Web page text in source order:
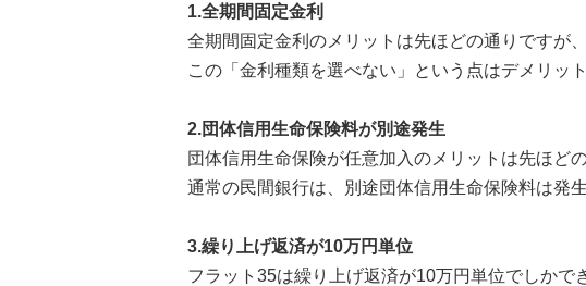
1.全期間固定金利
全期間固定金利のメリットは先ほどの通りですが
この「金利種類を選べない」という点はデメリッ
2.団体信用生命保険料が別途発生
団体信用生命保険が任意加入のメリットは先ほど
通常の民間銀行は、別途団体信用生命保険料は発
3.繰り上げ返済が10万円単位
フラット35は繰り上げ返済が10万円単位でしかで